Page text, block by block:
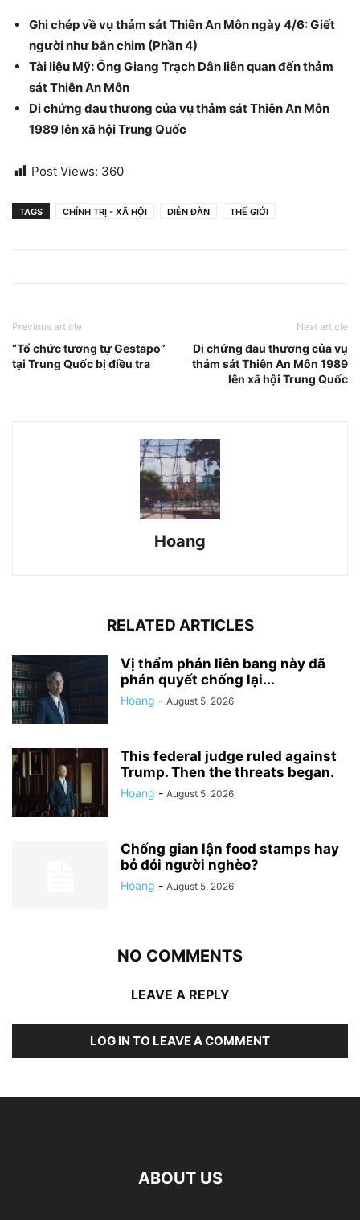
Ghi chép về vụ thảm sát Thiên An Môn ngày 4/6: Giết
người như bắn chim (Phần 4)
Tài liệu Mỹ: Ông Giang Trạch Dân liên quan đến thảm
sát Thiên An Môn
Di chứng đau thương của vụ thảm sát Thiên An Môn
1989 lên xã hội Trung Quốc
Post Views: 360
TAGS CHÍNH TRỊ - XÃ HỘI DIỄN ĐÀN THẾ GIỚI
Previous article
“Tổ chức tương tự Gestapo”
tại Trung Quốc bị điều tra
Next article
Di chứng đau thương của vụ
thảm sát Thiên An Môn 1989
lên xã hội Trung Quốc
Hoang
RELATED ARTICLES
Vị thẩm phán liên bang này đã
phán quyết chống lại...
Hoang - August 5, 2026
This federal judge ruled against
Trump. Then the threats began.
Hoang - August 5, 2026
Chống gian lận food stamps hay
bỏ đói người nghèo?
Hoang - August 5, 2026
NO COMMENTS
LEAVE A REPLY
LOG IN TO LEAVE A COMMENT
ABOUT US